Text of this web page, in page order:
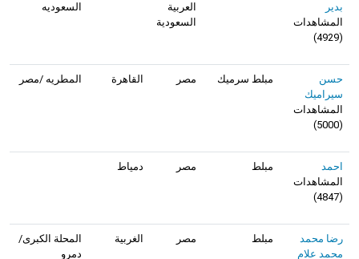
بدير
المشاهدات
(
4929
)
العربية
السعودية
السعوديه
حسن
سيراميك
المشاهدات
(
5000
)
مبلط سرميك مصر القاهرة المطريه /مصر
احمد
المشاهدات
(
4847
)
مبلط مصر دمياط
رضا محمد
محمد علام
مبلط مصر الغربية
المحلة الكبرى/
دمرو